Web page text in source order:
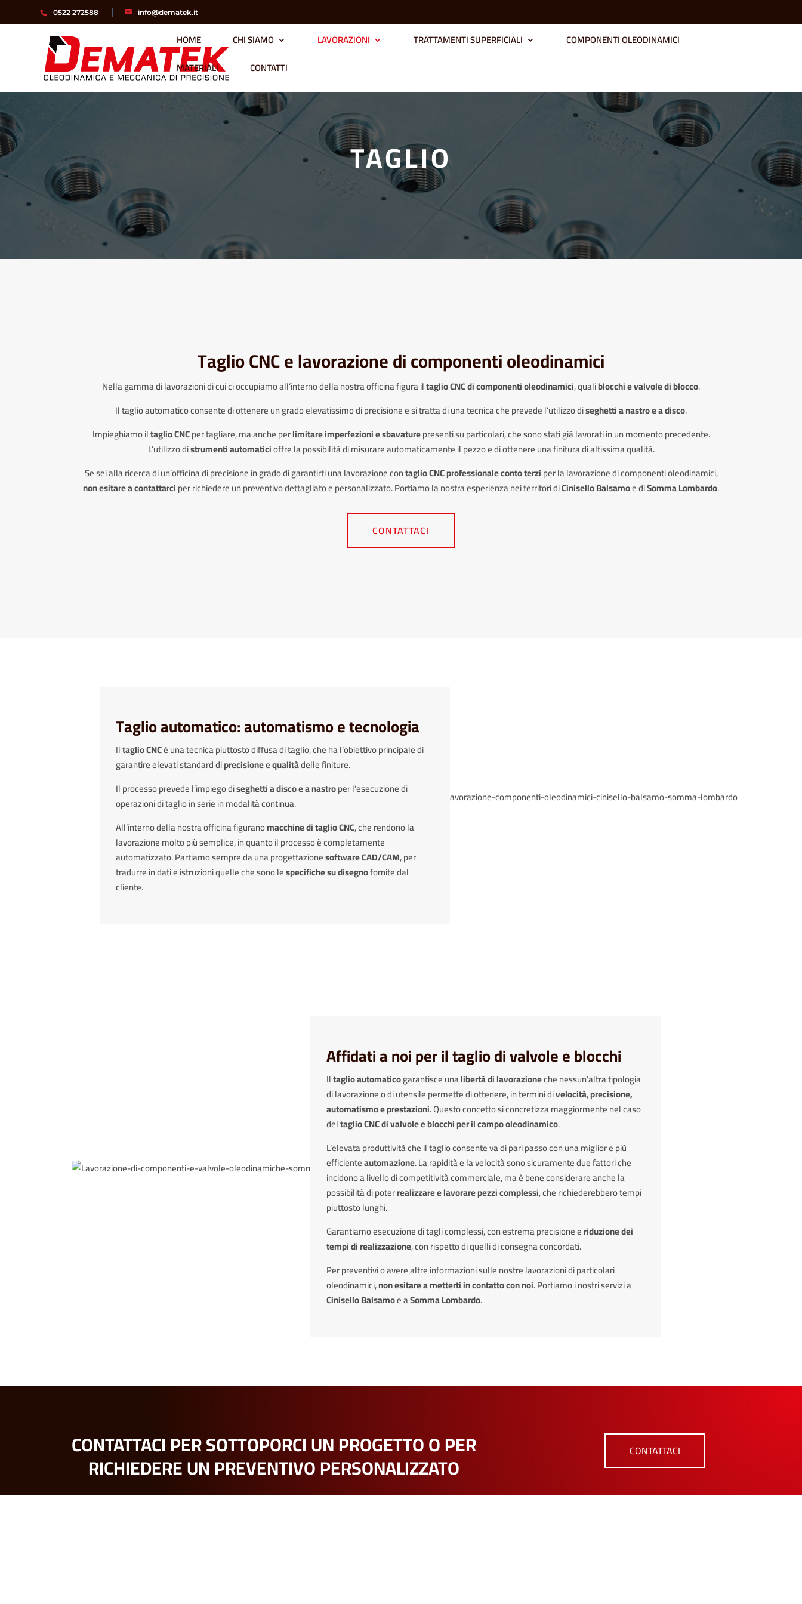
0522 272588 info@dematek.it
HOME CHI SIAMO LAVORAZIONI TRATTAMENTI SUPERFICIALI
COMPONENTI OLEODINAMICI
MATERIALI
CONTATTI
TAGLIO
Taglio CNC e lavorazione di componenti oleodinamici
Nella gamma di lavorazioni di cui ci occupiamo all’interno della nostra officina figura iltaglio CNC di componenti oleodinamici, qualiblocchi e valvole di blocco.
Il taglio automatico consente di ottenere un grado elevatissimo di precisione e si tratta di una tecnica che prevede l’utilizzo diseghetti a nastro e a disco.
Impieghiamo iltaglio CNCper tagliare, ma anche perlimitare imperfezioni e sbavaturepresenti su particolari, che sono stati già lavorati in un momento precedente.
L’utilizzo distrumenti automaticioffre la possibilità di misurare automaticamente il pezzo e di ottenere una finitura di altissima qualità.
Se sei alla ricerca di un’officina di precisione in grado di garantirti una lavorazione contaglio CNC professionale conto terziper la lavorazione di componenti oleodinamici,
non esitare a contattarciper richiedere un preventivo dettagliato e personalizzato. Portiamo la nostra esperienza nei territori diCinisello Balsamoe diSomma Lombardo.
CONTATTACI
Taglio automatico: automatismo e tecnologia
Iltaglio CNCè una tecnica piuttosto diffusa di taglio, che ha l’obiettivo principale di
garantire elevati standard diprecisioneequalitàdelle finiture.
Il processo prevede l’impiego diseghetti a disco e a nastroper l’esecuzione di
operazioni di taglio in serie in modalità continua.
All’interno della nostra officina figuranomacchine di taglio CNC, che rendono la
lavorazione molto più semplice, in quanto il processo è completamente
automatizzato. Partiamo sempre da una progettazionesoftware CAD/CAM, per
tradurre in dati e istruzioni quelle che sono lespecifiche su disegnofornite dal
cliente.
Affidati a noi per il taglio di valvole e blocchi
Iltaglio automaticogarantisce unalibertà di lavorazioneche nessun’altra tipologia
di lavorazione o di utensile permette di ottenere, in termini divelocità,precisione,
automatismo eprestazioni. Questo concetto si concretizza maggiormente nel caso
deltaglio CNC di valvole e blocchi per il campo oleodinamico.
L’elevata produttività che il taglio consente va di pari passo con una miglior e più
efficienteautomazione. La rapidità e la velocità sono sicuramente due fattori che
incidono a livello di competitività commerciale, ma è bene considerare anche la
possibilità di poterrealizzare e lavorare pezzi complessi, che richiederebbero tempi
piuttosto lunghi.
Garantiamo esecuzione di tagli complessi, con estrema precisione eriduzione dei
tempi di realizzazione, con rispetto di quelli di consegna concordati.
Per preventivi o avere altre informazioni sulle nostre lavorazioni di particolari
oleodinamici,non esitare a metterti in contatto con noi. Portiamo i nostri servizi a
Cinisello Balsamoe aSomma Lombardo.
CONTATTACI PER SOTTOPORCI UN PROGETTO O PER
RICHIEDERE UN PREVENTIVO PERSONALIZZATO
CONTATTACI